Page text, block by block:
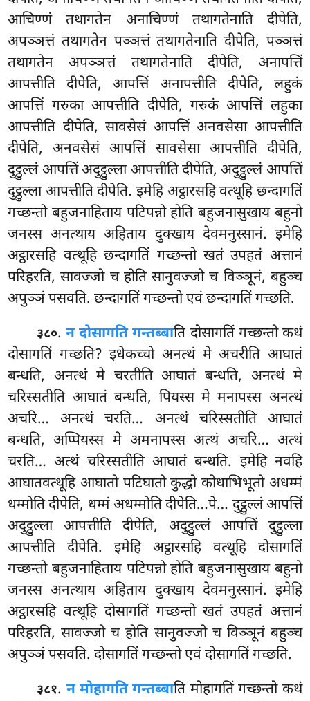
आचिण्णं तथागतेन अनाचिण्णं तथागतेनाति दीपेति,
अपञ्ञत्तं तथागतेन पञ्ञत्तं तथागतेनाति दीपेति, पञ्ञत्तं
तथागतेन अपञ्ञत्तं तथागतेनाति दीपेति, अनापत्तिं
आपत्तीति दीपेति, आपत्तिं अनापत्तीति दीपेति, लहुकं
आपत्तिं गरुका आपत्तीति दीपेति, गरुकं आपत्तिं लहुका
आपत्तीति दीपेति, सावसेसं आपत्तिं अनवसेसा आपत्तीति
दीपेति, अनवसेसं आपत्तिं सावसेसा आपत्तीति दीपेति,
दुट्ठुल्लं आपत्तिं अदुट्ठुल्ला आपत्तीति दीपेति, अदुट्ठुल्लंआपत्तिं
दुट्ठुल्ला आपत्तीति दीपेति. इमेहि अट्ठारसहि वत्थूहि छन्दागतिं
गच्छन्तो बहुजनाहिताय पटिपन्नो होति बहुजनासुखाय बहुनो
जनस्स अनत्थाय अहिताय दुक्खाय देवमनुस्सानं. इमेहि
अट्ठारसहि वत्थूहि छन्दागतिं गच्छन्तो खतं उपहतं अत्तानं
परिहरति, सावज्जो च होति सानुवज्जो च विञ्ञूनं, बहुञ्च
अपुञ्ञं पसवति. छन्दागतिं गच्छन्तो एवं छन्दागतिं गच्छति.
३८०.न दोसागति गन्तब्बाति दोसागतिं गच्छन्तो कथं
दोसागतिं गच्छति? इधेकच्चो अनत्थं मे अचरीति आघातं
बन्धति, अनत्थं मे चरतीति आघातं बन्धति, अनत्थं मे
चरिस्सतीति आघातं बन्धति, पियस्स मे मनापस्स अनत्थं
अचरि… अनत्थं चरति… अनत्थं चरिस्सतीति आघातं
बन्धति, अप्पियस्स मे अमनापस्स अत्थं अचरि… अत्थं
चरति… अत्थं चरिस्सतीति आघातं बन्धति. इमेहि नवहि
आघातवत्थूहि आघातो पटिघातो कुद्धो कोधाभिभूतो अधम्मं
धम्मोति दीपेति, धम्मं अधम्मोति दीपेति…पे… दुट्ठुल्लं आपत्तिं
अदुट्ठुल्ला आपत्तीति दीपेति, अदुट्ठुल्लं आपत्तिं दुट्ठुल्ला
आपत्तीति दीपेति. इमेहि अट्ठारसहि वत्थूहि दोसागतिं
गच्छन्तो बहुजनाहिताय पटिपन्नो होति बहुजनासुखाय बहुनो
जनस्स अनत्थाय अहिताय दुक्खाय देवमनुस्सानं. इमेहि
अट्ठारसहि वत्थूहि दोसागतिं गच्छन्तो खतं उपहतं अत्तानं
परिहरति, सावज्जो च होति सानुवज्जो च विञ्ञूनं बहुञ्च
अपुञ्ञं पसवति. दोसागतिं गच्छन्तो एवं दोसागतिं गच्छति.
३८१. न मोहागति गन्तब्बाति मोहागतिं गच्छन्तो कथं